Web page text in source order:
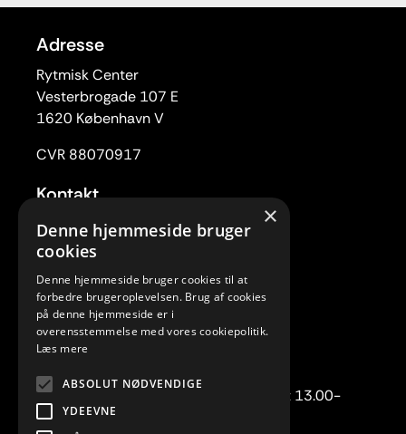
Adresse
Rytmisk Center
Vesterbrogade 107 E
1620 København V
CVR 88070917
Kontakt
Tlf. 33 22 59 84
Mail:rc@rytmiskcenter.dk
Kontorets åbningstider
Mandag-torsdag kl. 10.00-15.00
Fredag lukket
Telefonisk henvendelse:
Mandag-torsdag kl. 10.00-12.00 samt 13.00-
15.00.
×
Denne hjemmeside bruger
cookies
Denne hjemmeside bruger cookies til at
forbedre brugeroplevelsen. Brug af cookies
på denne hjemmeside er i
overensstemmelse med vores cookiepolitik.
Læs mere
ABSOLUT NØDVENDIGE
YDEEVNE